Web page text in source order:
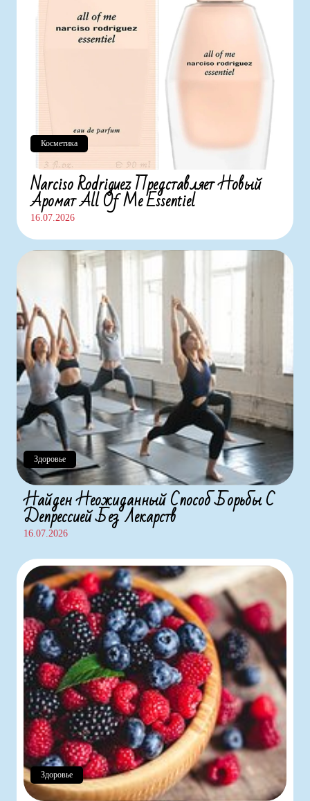
Narciso Rodriguez Представляет Новый
Аромат All Of Me Essentiel
16.07.2026
Косметика
Здоровье
Найден Неожиданный Способ Борьбы С
Депрессией Без Лекарств
16.07.2026
Здоровье